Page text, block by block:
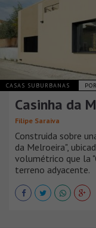
CASAS SUBURBANAS
Casinha da
Filipe Saraiva
Construida sobre
da Melroeira",
volumétrico que la
terreno adyacente.